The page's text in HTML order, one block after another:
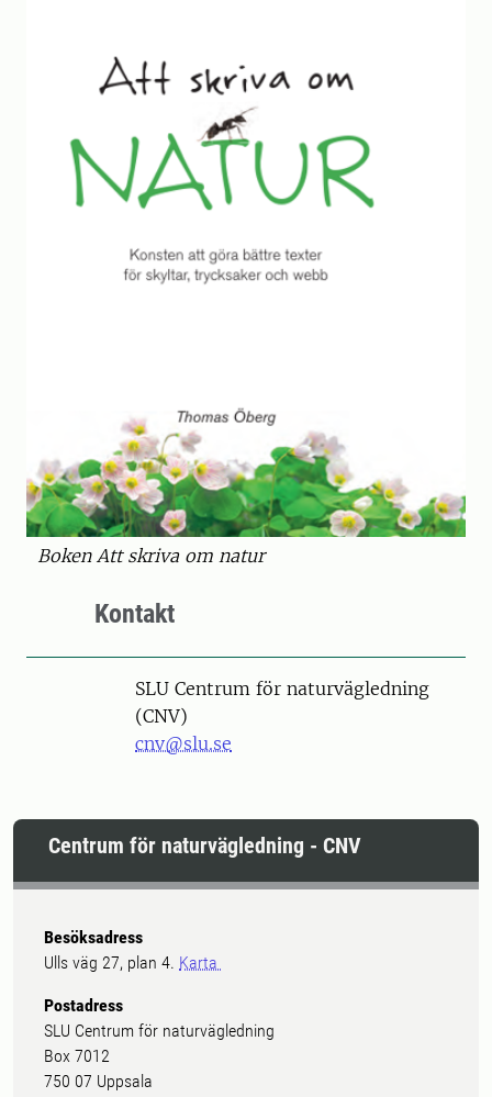
Boken Att skriva om natur
Kontakt
SLU Centrum för naturvägledning
(CNV)
cnv@slu.se
Centrum för naturvägledning - CNV
Besöksadress
Ulls väg 27, plan 4. Karta
Postadress
SLU Centrum för naturvägledning
Box 7012
750 07 Uppsala